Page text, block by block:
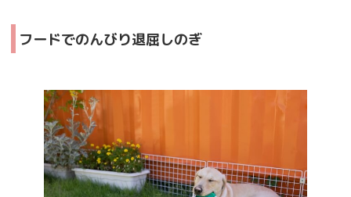
フードでのんびり退屈しのぎ